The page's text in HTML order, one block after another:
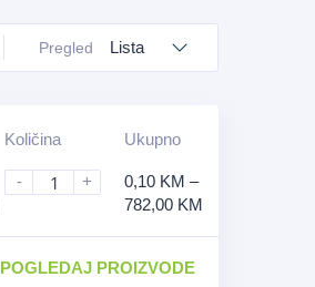
Pregled Lista
Količina
- +
Ukupno
0,10 KM –
782,00 KM
POGLEDAJ PROIZVODE